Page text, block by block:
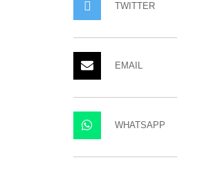
TWITTER
EMAIL
WHATSAPP